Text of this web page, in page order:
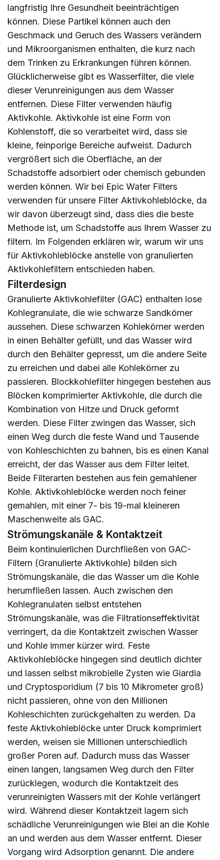
langfristig Ihre Gesundheit beeinträchtigen
können. Diese Partikel können auch den
Geschmack und Geruch des Wassers verändern
und Mikroorganismen enthalten, die kurz nach
dem Trinken zu Erkrankungen führen können.
Glücklicherweise gibt es Wasserfilter, die viele
dieser Verunreinigungen aus dem Wasser
entfernen. Diese Filter verwenden häufig
Aktivkohle. Aktivkohle ist eine Form von
Kohlenstoff, die so verarbeitet wird, dass sie
kleine, feinporige Bereiche aufweist. Dadurch
vergrößert sich die Oberfläche, an der
Schadstoffe adsorbiert oder chemisch gebunden
werden können. Wir bei Epic Water Filters
verwenden für unsere Filter Aktivkohleblöcke, da
wir davon überzeugt sind, dass dies die beste
Methode ist, um Schadstoffe aus Ihrem Wasser zu
filtern. Im Folgenden erklären wir, warum wir uns
für Aktivkohleblöcke anstelle von granulierten
Aktivkohlefiltern entschieden haben.
Filterdesign
Granulierte Aktivkohlefilter (GAC) enthalten lose
Kohlegranulate, die wie schwarze Sandkörner
aussehen. Diese schwarzen Kohlekörner werden
in einen Behälter gefüllt, und das Wasser wird
durch den Behälter gepresst, um die andere Seite
zu erreichen und dabei alle Kohlekörner zu
passieren. Blockkohlefilter hingegen bestehen aus
Blöcken komprimierter Aktivkohle, die durch die
Kombination von Hitze und Druck geformt
werden. Diese Filter zwingen das Wasser, sich
einen Weg durch die feste Wand und Tausende
von Kohleschichten zu bahnen, bis es einen Kanal
erreicht, der das Wasser aus dem Filter leitet.
Beide Filterarten bestehen aus fein gemahlener
Kohle. Aktivkohleblöcke werden noch feiner
gemahlen, mit einer 7- bis 19-mal kleineren
Maschenweite als GAC.
Strömungskanäle & Kontaktzeit
Beim kontinuierlichen Durchfließen von GAC-
Filtern (Granulierte Aktivkohle) bilden sich
Strömungskanäle, die das Wasser um die Kohle
herumfließen lassen. Auch zwischen den
Kohlegranulaten selbst entstehen
Strömungskanäle, was die Filtrationseffektivität
verringert, da die Kontaktzeit zwischen Wasser
und Kohle immer kürzer wird. Feste
Aktivkohleblöcke hingegen sind deutlich dichter
und lassen selbst mikrobielle Zysten wie Giardia
und Cryptosporidium (7 bis 10 Mikrometer groß)
nicht passieren, ohne von den Millionen
Kohleschichten zurückgehalten zu werden. Da
feste Aktivkohleblöcke unter Druck komprimiert
werden, weisen sie Millionen unterschiedlich
großer Poren auf. Dadurch muss das Wasser
einen langen, langsamen Weg durch den Filter
zurücklegen, wodurch die Kontaktzeit des
verunreinigten Wassers mit der Kohle verlängert
wird. Während dieser Kontaktzeit lagern sich
schädliche Verunreinigungen wie Blei an die Kohle
an und werden aus dem Wasser entfernt. Dieser
Vorgang wird Adsorption genannt. Die andere